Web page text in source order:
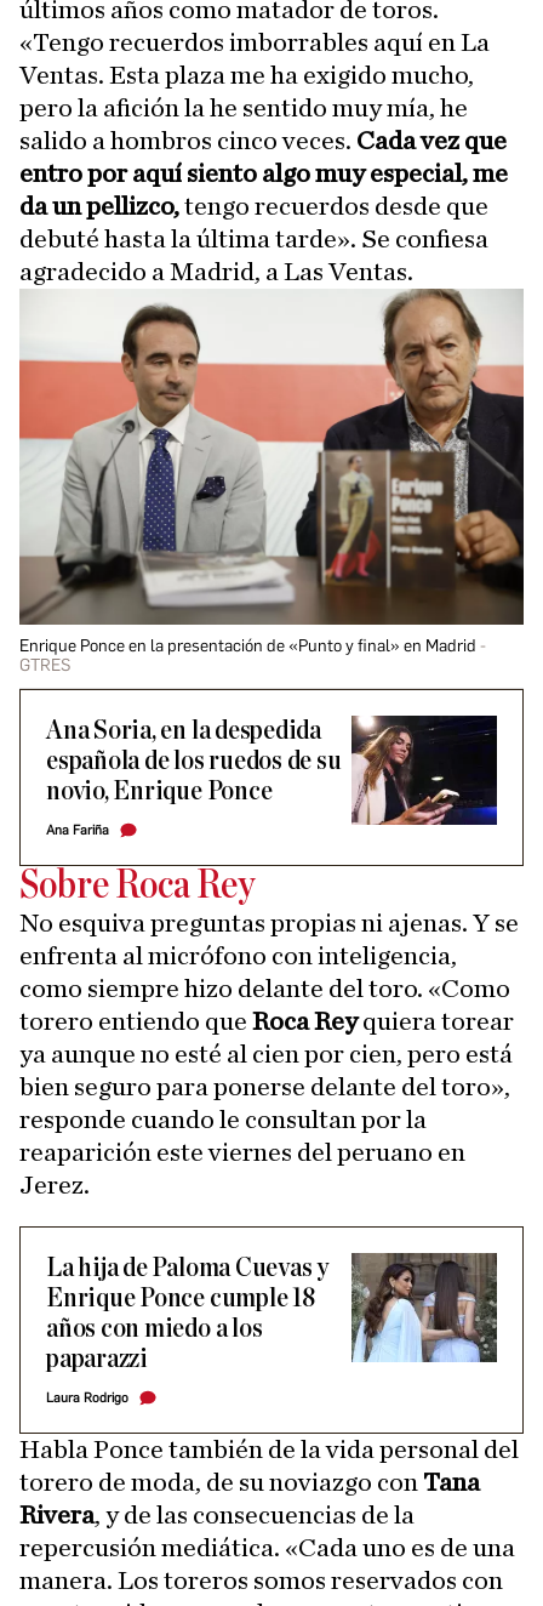
últimos años como matador de toros.
«Tengo recuerdos imborrables aquí en La
Ventas. Esta plaza me ha exigido mucho,
pero la afición la he sentido muy mía, he
salido a hombros cinco veces. Cada vez que
entro por aquí siento algo muy especial, me
da un pellizco,tengo recuerdos desde que
debuté hasta la última tarde». Se confiesa
agradecido a Madrid, a Las Ventas.
Enrique Ponce en la presentación de «Punto y final» en Madrid
GTRES
Ana Soria, en la despedida
española de los ruedos de su
novio, Enrique Ponce
Ana Fariña
Sobre Roca Rey
No esquiva preguntas propias ni ajenas. Y se
enfrenta al micrófono con inteligencia,
como siempre hizo delante del toro. «Como
torero entiendo que Roca Reyquiera torear
ya aunque no esté al cien por cien, pero está
bien seguro para ponerse delante del toro»,
responde cuando le consultan por la
reaparición este viernes del peruano en
Jerez.
La hija de Paloma Cuevas y
Enrique Ponce cumple 18
años con miedo a los
paparazzi
Laura Rodrigo
Habla Ponce también de la vida personal del
torero de moda, de su noviazgo con Tana
Rivera, y de las consecuencias de la
repercusión mediática. «Cada uno es de una
manera. Los toreros somos reservados con